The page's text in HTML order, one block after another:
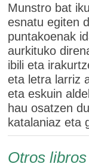
Munstro bat
esnatu egiten
puntakoenak
aurkituko
ibili eta
eta letra larriz
eta eskuin
hau osatzen
katalaniaz eta
Otros